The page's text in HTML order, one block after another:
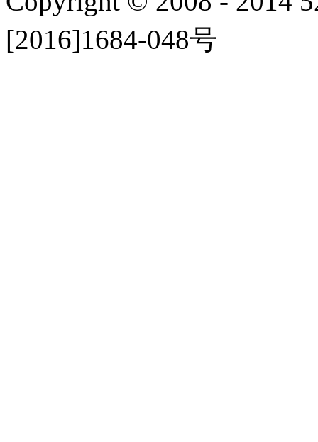
[2016]1684-048号